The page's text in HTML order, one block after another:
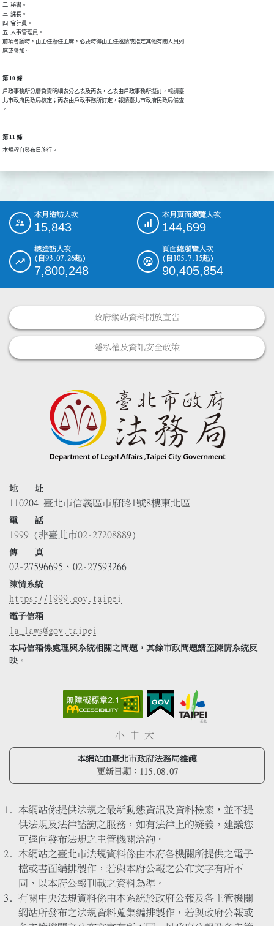
二  秘書。
三  課長。
四  會計員。
五  人事管理員。
前項會議時，由主任擔任主席，必要時得由主任邀請或指定其他有關人員列
席或參加。
第 10 條
戶政事務所分層負責明細表分乙表及丙表，乙表由戶政事務所擬訂，報請臺
北市政府民政局核定；丙表由戶政事務所訂定，報請臺北市政府民政局備查
。
第 11 條
本規程自發布日施行。
::: 本月造訪人次
15,843
本月頁面瀏覽人次
144,699
總造訪人次
(自93.07.26起)
7,800,248
頁面總瀏覽人次
(自105.7.15起)
90,405,854
政府網站資料開放宣告
隱私權及資訊安全政策
地 址
110204 臺北市信義區市府路1號8樓東北區
電 話
1999 (非臺北市02-27208889)
傳 真
02-27596695、02-27593266
陳情系統
https://1999.gov.taipei
電子信箱
la_laws@gov.taipei
本局信箱係處理與系統相關之問題，其餘市政問題請至陳情系統反
映。
小 中 大
本網站由臺北市政府法務局維護
更新日期： 115.08.07
本網站係提供法規之最新動態資訊及資料檢索，並不提
供法規及法律諮詢之服務，如有法律上的疑義，建議您
可逕向發布法規之主管機關洽詢。
本網站之臺北市法規資料係由本府各機關所提供之電子
檔或書面編排製作，若與本府公報之公布文字有所不
同，以本府公報刊載之資料為準。
有關中央法規資料係由本系統於政府公報及各主管機關
網站所發布之法規資料蒐集編排製作，若與政府公報或